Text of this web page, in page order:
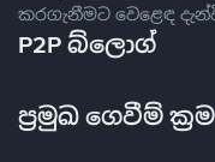
කරගැනීමට වෙළෙඳ
P2P බ්ලොග්
ප්‍රමුඛ ගෙවීම් ක්‍රම